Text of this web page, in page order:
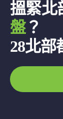
搵緊北
盤？
28北部